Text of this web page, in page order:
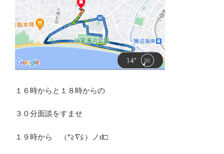
１６時からと１８時からの
３０分面談をすませ
１９時から （*≧∇≦）ノd□